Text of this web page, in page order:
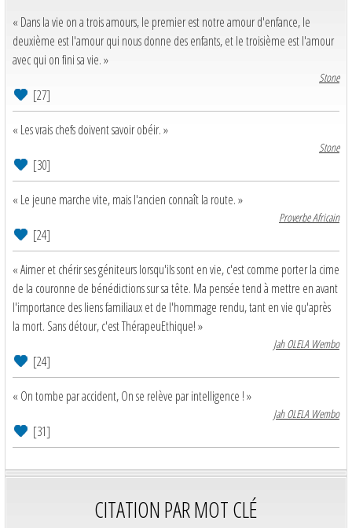
« Dans la vie on a trois amours, le premier est notre amour d'enfance, le
deuxième est l'amour qui nous donne des enfants, et le troisième est l'amour
avec qui on fini sa vie. »
Stone
[27]
« Les vrais chefs doivent savoir obéir. »
Stone
[30]
« Le jeune marche vite, mais l'ancien connaît la route. »
Proverbe Africain
[24]
« Aimer et chérir ses géniteurs lorsqu'ils sont en vie, c'est comme porter la cime
de la couronne de bénédictions sur sa tête. Ma pensée tend à mettre en avant
l'importance des liens familiaux et de l'hommage rendu, tant en vie qu'après
la mort. Sans détour, c'est ThérapeuEthique! »
Jah OLELA Wembo
[24]
« On tombe par accident, On se relève par intelligence ! »
Jah OLELA Wembo
[31]
CITATION PAR MOT CLÉ